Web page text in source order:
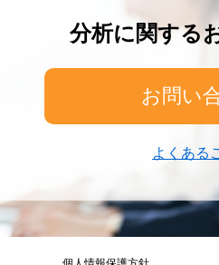
分析に関する
お問い
よくある